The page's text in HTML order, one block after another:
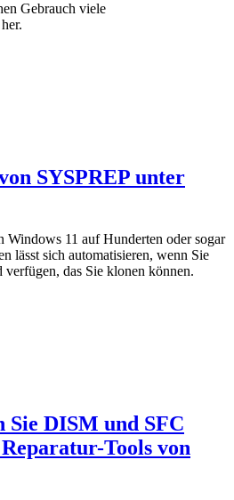
Gebrauch viele
SYSPREP unter
Windows 11 auf Hunderten oder sogar
lässt sich automatisieren, wenn Sie
verfügen, das Sie klonen können.
Sie DISM und SFC
Tools von